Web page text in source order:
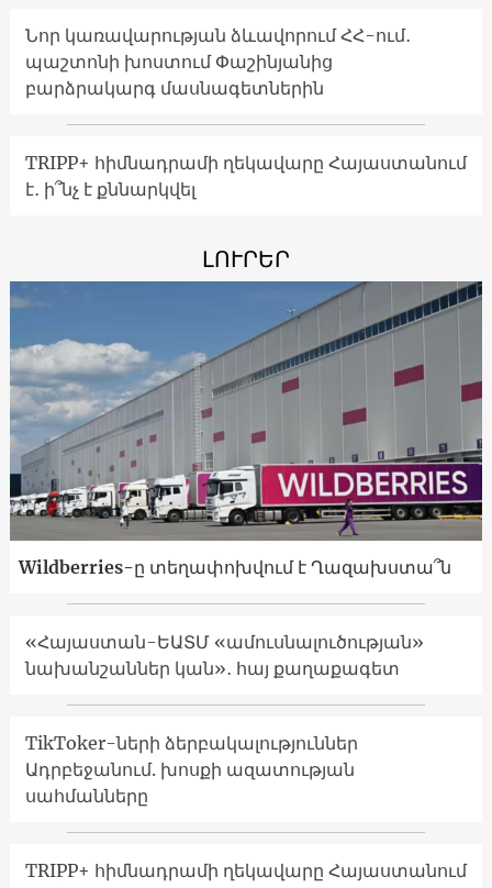
Նոր կառավարության ձևավորում ՀՀ-ում․
պաշտոնի խոստում Փաշինյանից
բարձրակարգ մասնագետներին
TRIPP+ հիմնադրամի ղեկավարը Հայաստանում
է․ ի՞նչ է քննարկվել
ԼՈՒՐԵՐ
Wildberries-ը տեղափոխվում է Ղազախստա՞ն
«Հայաստան-ԵԱՏՄ «ամուսնալուծության»
նախանշաններ կան»․ հայ քաղաքագետ
TikToker-ների ձերբակալություններ
Ադրբեջանում. խոսքի ազատության
սահմանները
TRIPP+ հիմնադրամի ղեկավարը Հայաստանում